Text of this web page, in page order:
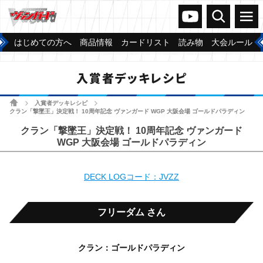
ヴァンガードch
検索 メニュー
はじめての方へ 商品情報 カードリスト 読み物 大会ルール
入賞者デッキレシピ
ホーム 入賞者デッキレシピ
クラン「撃墜王」決定戦！ 10周年記念 ヴァンガード WGP 大阪会場 ゴールドパラディン
クラン「撃墜王」決定戦！ 10周年記念 ヴァンガード
WGP 大阪会場 ゴールドパラディン
DECK LOGコード：JVZZ
フリーダム さん
クラン：ゴールドパラディン